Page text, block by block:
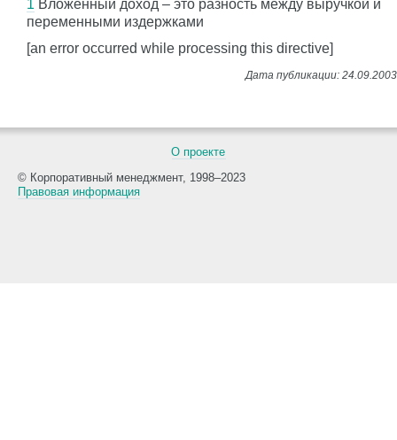
1 Вложенный доход – это разность между выручкой и
переменными издержками
[an error occurred while processing this directive]
О проекте
© Корпоративный менеджмент, 1998–2023
Правовая информация